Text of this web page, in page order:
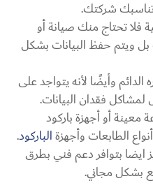
شركتك.
فلا تحتاج منك صيانة أو
ويتم حفظ البيانات بشكل
وأيضًا لأنه يتواجد على
فقدان البيانات.
أو أجهزة باركود
الطابعات وأجهزةالباركود.
ايضا بتوافر دعم فني بطرق
بشكل مجاني.